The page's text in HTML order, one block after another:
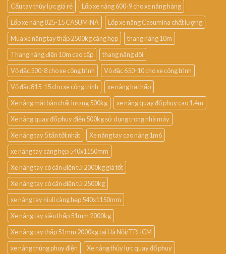
Cẩu tay thủy lực giá rẻ
Lốp xe nâng 600-9 cho xe nâng hàng
Lốp xe nâng 825-15 CASUMINA
Lốp xe nâng Casumina chất lượng
Mua xe nâng tay thấp 2500kg càng hẹp
thang nâng 10m
Thang nâng điện 10m cao cấp
thang nâng đôi
Vỏ đặc 500-8 cho xe công trình
Vỏ đặc 650-10 cho xe công trình
Vỏ đặc 815-15 cho xe công trình
xe nâng hạ thấp
Xe nâng mặt bàn chất lượng 500kg
xe nâng quay đổ phuy cao 1.4m
Xe nâng quay đổ phuy điện 500kg sử dụng trong nhà máy
Xe nâng tay 5 tấn tốt nhất
Xe nâng tay cao nâng 1m6
xe nâng tay càng hẹp 540x1150mm
Xe nâng tay có cân điện tử 2000kg giá tốt
Xe nâng tay có cân điện tử 2500kg
xe nâng tay niuli càng hẹp 540x1150mm
Xe nâng tay siêu thấp 51mm 2000kg
Xe nâng tay thấp 51mm 2000kg tại Hà Nội/TP.HCM
xe nâng thùng phuy điện
Xe nâng thủy lực quay đổ phuy